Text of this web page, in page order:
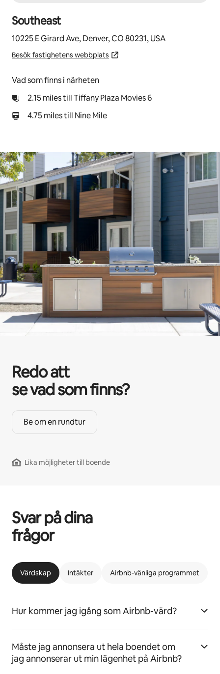
Southeast
10225 E Girard Ave, Denver, CO 80231, USA
Besök fastighetens webbplats
Vad som finns i närheten
2.15 miles till Tiffany Plaza Movies 6
4.75 miles till Nine Mile
Redo att
se vad som finns?
Be om en rundtur
Lika möjligheter till boende
Svar på dina
frågor
Värdskap Intäkter Airbnb-vänliga programmet
Hur kommer jag igång som Airbnb-värd?
Måste jag annonsera ut hela boendet om
jag annonserar ut min lägenhet på Airbnb?